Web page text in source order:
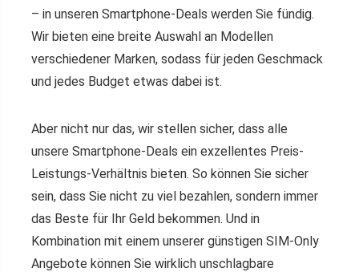
– in unseren Smartphone-Deals werden Sie fündig.
Wir bieten eine breite Auswahl an Modellen
verschiedener Marken, sodass für jeden Geschmack
und jedes Budget etwas dabei ist.
Aber nicht nur das, wir stellen sicher, dass alle
unsere Smartphone-Deals ein exzellentes Preis-
Leistungs-Verhältnis bieten. So können Sie sicher
sein, dass Sie nicht zu viel bezahlen, sondern immer
das Beste für Ihr Geld bekommen. Und in
Kombination mit einem unserer günstigen SIM-Only
Angebote können Sie wirklich unschlagbare